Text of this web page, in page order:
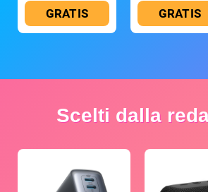
GRATIS GRATIS
Scelti dalla